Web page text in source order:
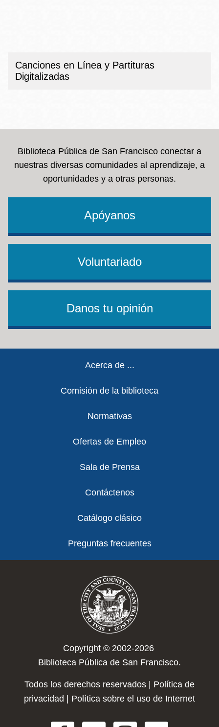
Canciones en Línea y Partituras
Digitalizadas
Biblioteca Pública de San Francisco conectar a
nuestras diversas comunidades al aprendizaje, a
oportunidades y a otras personas.
Apóyanos
Voluntariado
Danos tu opinión
Acerca de ...
Comisión de la biblioteca
Normativas
Ofertas de Empleo
Sala de Prensa
Contáctenos
Catálogo clásico
Preguntas frecuentes
Copyright © 2002-2026
Biblioteca Pública de San Francisco.
Todos los derechos reservados | Política de
privacidad
Política sobre el uso de Internet